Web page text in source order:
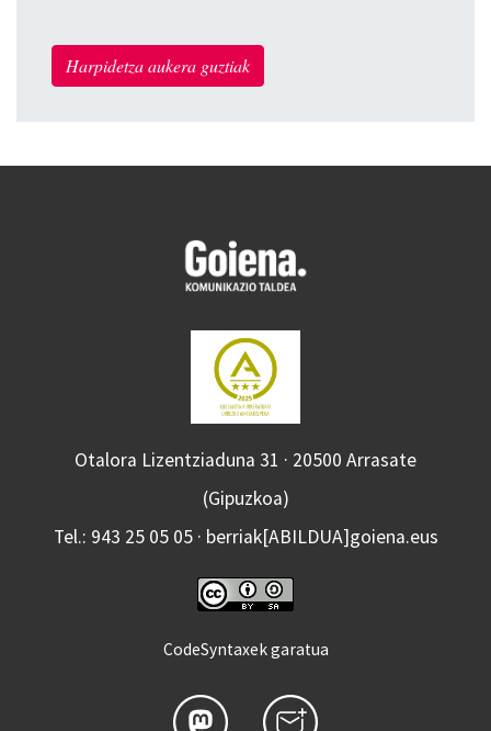
Harpidetza aukera guztiak
Otalora Lizentziaduna 31 · 20500 Arrasate
(Gipuzkoa)
Tel.: 943 25 05 05 · berriak[ABILDUA]goiena.eus
CodeSyntaxek garatua